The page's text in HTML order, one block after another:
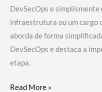
DevSecOps e
infraestrutura ou um cargo
aborda de forma
DevSecOps e destaca a
etapa.
DevSecOps
Read More »